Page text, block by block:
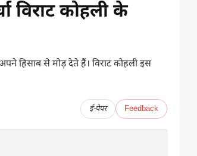
विराट कोहली के
हिसाब से मोड़ देते हैं। विराट कोहली इस
ई-पेपर Feedback